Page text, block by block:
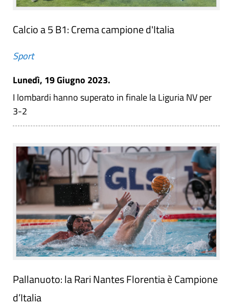
Calcio a 5 B1: Crema campione d'Italia
Sport
Lunedì, 19 Giugno 2023.
I lombardi hanno superato in finale la Liguria NV per
3-2
Pallanuoto: la Rari Nantes Florentia è Campione
d’Italia